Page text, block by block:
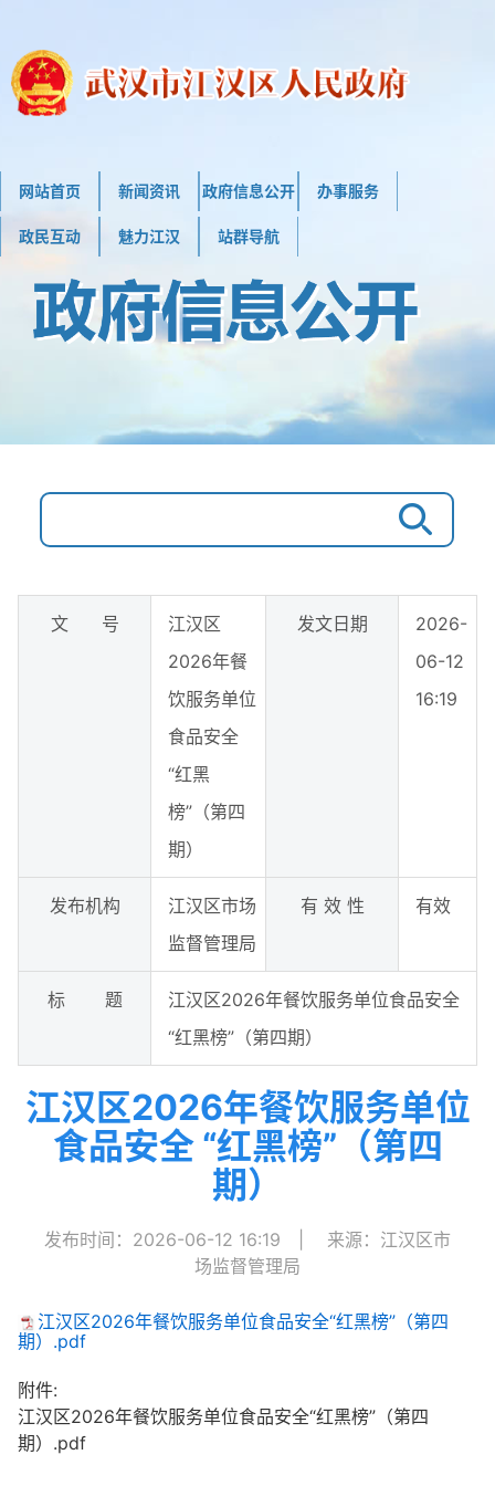
网站首页 新闻资讯 政府信息公开 办事服务
政民互动 魅力江汉 站群导航
文 号
江汉区
2026年餐
饮服务单位
食品安全
“红黑
榜”（第四
期）
发文日期
2026-
06-12
16:19
发布机构
江汉区市场
监督管理局
有 效 性 有效
标 题
江汉区2026年餐饮服务单位食品安全
“红黑榜”（第四期）
江汉区2026年餐饮服务单位
食品安全 “红黑榜”（第四
期）
发布时间：2026-06-12 16:19
来源：江汉区市
场监督管理局
江汉区2026年餐饮服务单位食品安全“红黑榜”（第四
期）.pdf
附件:
江汉区2026年餐饮服务单位食品安全“红黑榜”（第四
期）.pdf